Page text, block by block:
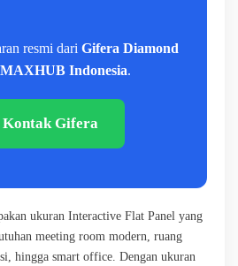
resmi dari Gifera Diamond
Indonesia.
Kontak Gifera
ukuran Interactive Flat Panel yang
meeting room modern, ruang
hingga smart office. Dengan ukuran